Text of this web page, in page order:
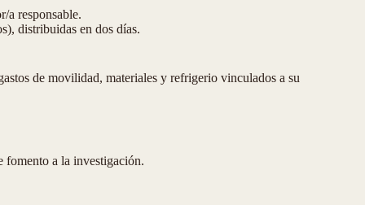
a responsable.
distribuidas en dos días.
de movilidad, materiales y refrigerio vinculados a su
fomento a la investigación.